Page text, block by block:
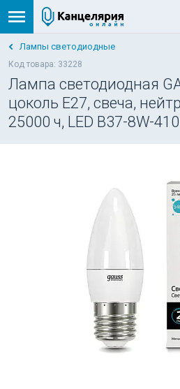
Лампы светодиодные
Код товара: 33228
Лампа светодиодная
цоколь Е27, свеча,
25000 ч, LED B37-8W-